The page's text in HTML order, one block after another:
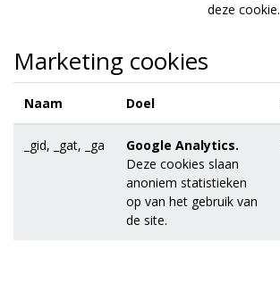
deze cookie.
Marketing cookies
Naam Doel
_gid, _gat, _ga
Google Analytics.
Deze cookies slaan
anoniem statistieken
op van het gebruik van
de site.